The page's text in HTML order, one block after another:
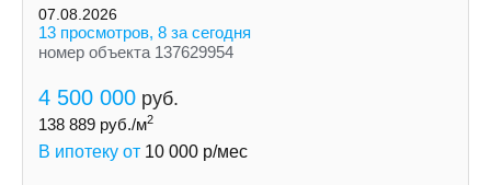
07.08.2026
13 просмотров, 8 за сегодня
номер объекта 137629954
4 500 000 руб.
138 889 руб./м2
В ипотеку от 10 000 р/мес